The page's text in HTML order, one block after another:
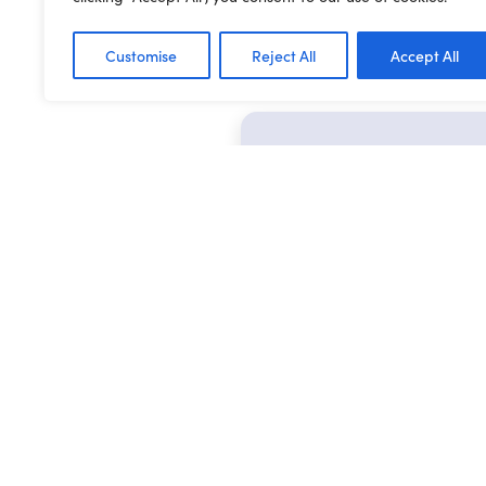
Customise Reject All Accept All